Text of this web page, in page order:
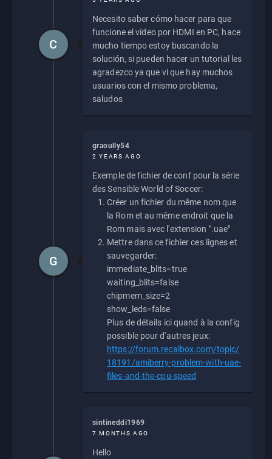
Necesito saber cómo hacer para que
funcione el vídeo por HDMI en PC, hace
mucho tiempo estoy buscando la
solución, si pueden hacer un tutorial les
agradezco ya que vi que hay muchos
usuarios con el mismo problema,
saludos
C
graoully54
2 YEARS AGO
Exemple de fichier de conf pour la série
des Sensible World of Soccer:
Créer un fichier du même nom que
la Rom et au même endroit que la
Rom mais avec l'extension ".uae"
Mettre dans ce fichier ces lignes et
sauvegarder:
immediate_blits=true
waiting_blits=false
chipmem_size=2
show_leds=false
Plus de détails ici quand à la config
possible pour d'autres jeux:
https://forum.recalbox.com/topic/
18191/amiberry-problem-with-uae-
files-and-the-cpu-speed
G
sintineddi1969
7 MONTHS AGO
Hello